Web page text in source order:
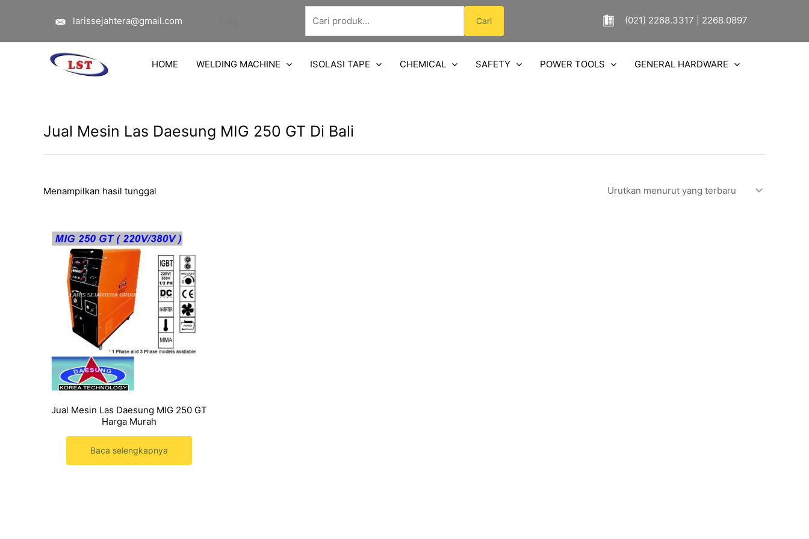
larissejahtera@gmail.com
Pencarian
untuk:
Cari (021) 2268.3317 | 2268.0897
HOME WELDING MACHINE ISOLASI TAPE CHEMICAL SAFETY POWER TOOLS GENERAL HARDWARE
Jual Mesin Las Daesung MIG 250 GT Di Bali
Menampilkan hasil tunggal
Jual Mesin Las Daesung MIG 250 GT
Harga Murah
Baca selengkapnya